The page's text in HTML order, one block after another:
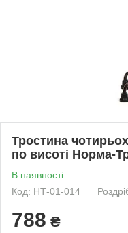
Тростина
по висоті Норма-
В наявності
Код: НТ-01-014
788 ₴